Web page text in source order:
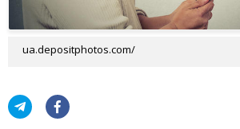
ua.depositphotos.com/